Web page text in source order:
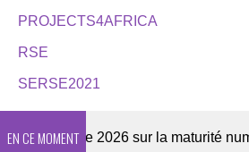
PROJECTS4AFRICA
RSE
SERSE2021
EN CE MOMENT
Enquête 2026 sur la maturité